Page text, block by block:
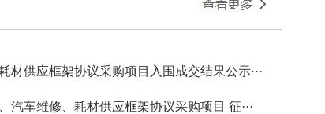
材供应框架协议采购项目入围成交结果公示···
汽车维修、耗材供应框架协议采购项目 征···